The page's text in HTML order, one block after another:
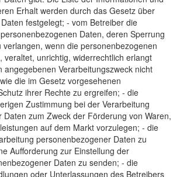
Erhalt werden durch das Gesetz über
festgelegt; - vom Betreiber die
Daten, deren Sperrung
verlangen, wenn die personenbezogenen
veraltet, unrichtig, widerrechtlich erlangt
angegebenen Verarbeitungszweck nicht
die im Gesetz vorgesehenen
ihrer Rechte zu ergreifen; - die
Zustimmung bei der Verarbeitung
zum Zweck der Förderung von Waren,
auf dem Markt vorzulegen; - die
personenbezogener Daten zu
Aufforderung zur Einstellung der
Daten zu senden; - die
oder Unterlassungen des Betreibers